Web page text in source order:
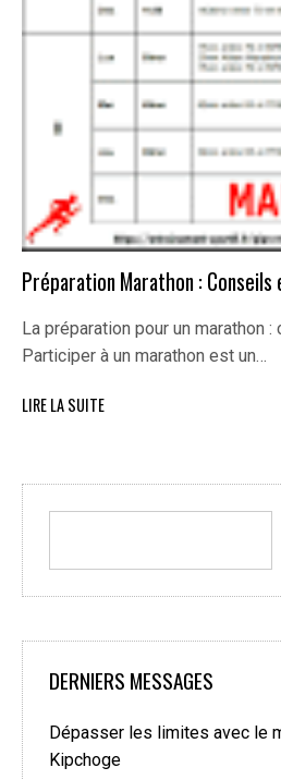
Préparation Marathon :
La préparation pour un marathon
Participer à un marathon est un…
LIRE LA SUITE
DERNIERS MESSAGES
Dépasser les limites avec le
Kipchoge